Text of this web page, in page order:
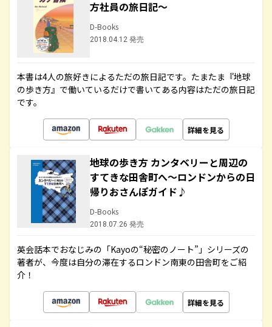
方社員の旅日記～
D-Books
2018.04.12 発売
本書は4人の旅好きによるただの旅日記です。たまたま『地球
の歩き方』で働いているだけで書いてある内容はただの旅日記
です。
詳細を見る
地球の歩き方 カンタベリーと周辺の
すてきな田舎町へ～ロンドンからの日
帰りおさんぽガイド♪
D-Books
2018.07.26 発売
英会話本でおなじみの「Kayoの“秘密のノート”」シリーズの
著者が、今度は自分の滞在するロンドン南東の田舎町をご紹
介！
詳細を見る